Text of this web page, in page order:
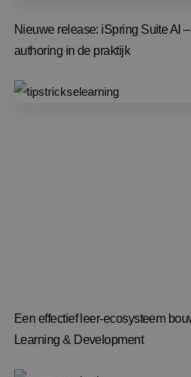
Nieuwe release: iSpring Suite AI
authoring in de praktijk
Een effectief leer-ecosysteem
Learning & Development